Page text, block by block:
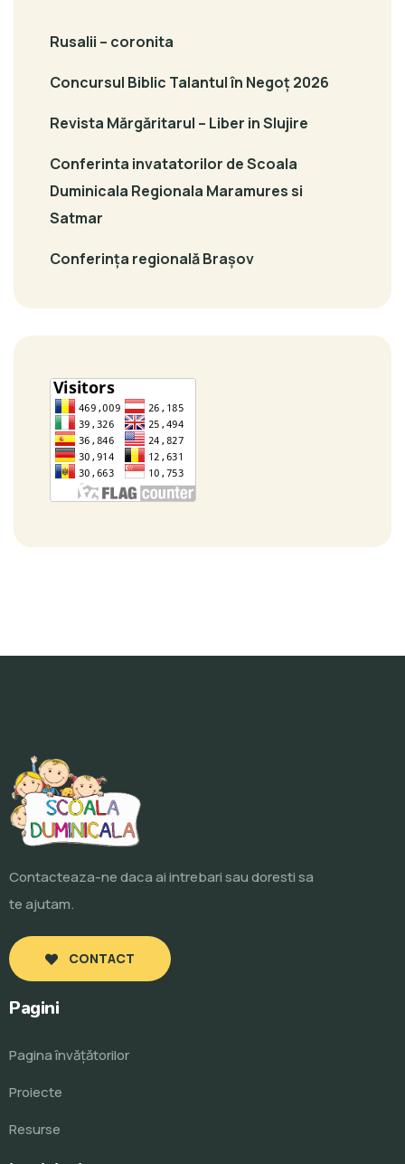
Rusalii – coronita
Concursul Biblic Talantul în Negoț 2026
Revista Mărgăritarul – Liber in Slujire
Conferinta invatatorilor de Scoala
Duminicala Regionala Maramures si
Satmar
Conferința regională Brașov
Contacteaza-ne daca ai intrebari sau doresti sa
te ajutam.
CONTACT
Pagini
Pagina învăţătorilor
Proiecte
Resurse